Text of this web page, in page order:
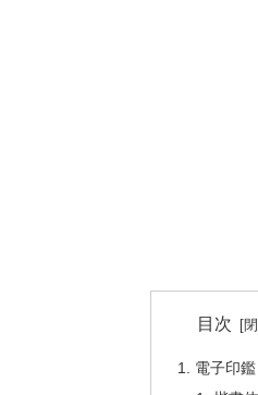
目次
電子印